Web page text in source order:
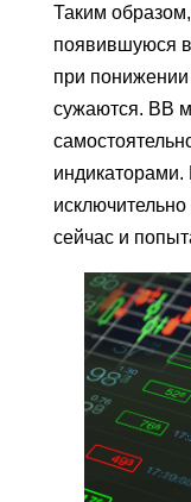
Таким
появившуюся
при
сужаются. ВВ
индикаторами.
сейчас и